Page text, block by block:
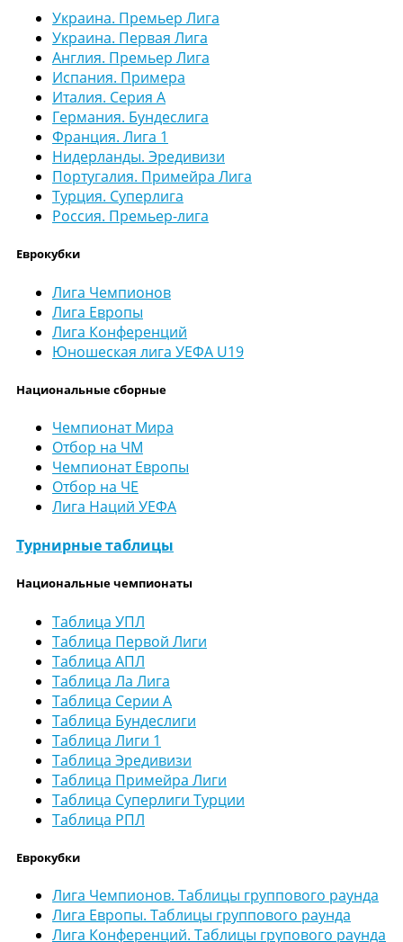
Украина. Премьер Лига
Украина. Первая Лига
Англия. Премьер Лига
Испания. Примера
Италия. Серия А
Германия. Бундеслига
Франция. Лига 1
Нидерланды. Эредивизи
Португалия. Примейра Лига
Турция. Суперлига
Россия. Премьер-лига
Еврокубки
Лига Чемпионов
Лига Европы
Лига Конференций
Юношеская лига УЕФА U19
Национальные сборные
Чемпионат Мира
Отбор на ЧМ
Чемпионат Европы
Отбор на ЧЕ
Лига Наций УЕФА
Турнирные таблицы
Национальные чемпионаты
Таблица УПЛ
Таблица Первой Лиги
Таблица АПЛ
Таблица Ла Лига
Таблица Серии А
Таблица Бундеслиги
Таблица Лиги 1
Таблица Эредивизи
Таблица Примейра Лиги
Таблица Суперлиги Турции
Таблица РПЛ
Еврокубки
Лига Чемпионов. Таблицы группового раунда
Лига Европы. Таблицы группового раунда
Лига Конференций. Таблицы групового раунда